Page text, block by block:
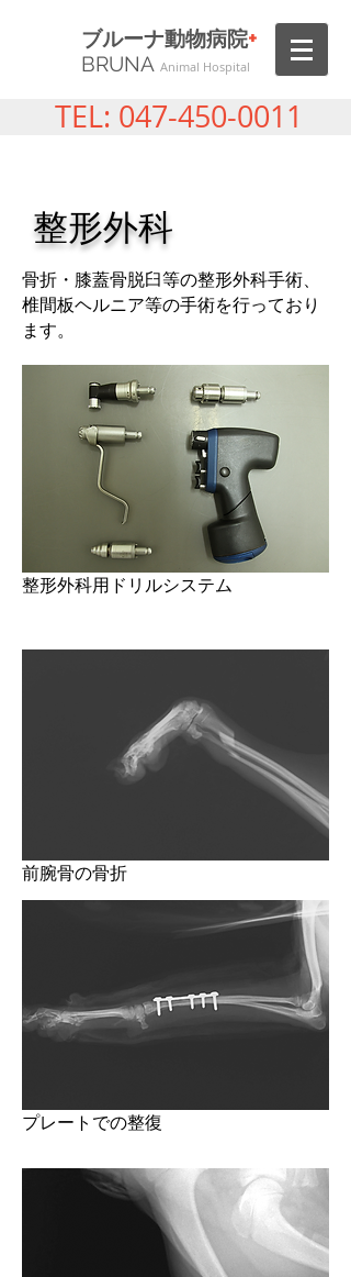
ブルーナ動物病院+
BRUNA Animal Hospital
TEL: 047-450-0011
​整形外科
骨折・膝蓋骨脱臼等の整形外科手術、
椎間板ヘルニア​等の手術を行っており
ます。
​整形外科用ドリルシステム
前腕骨の骨折
​プレートでの整復